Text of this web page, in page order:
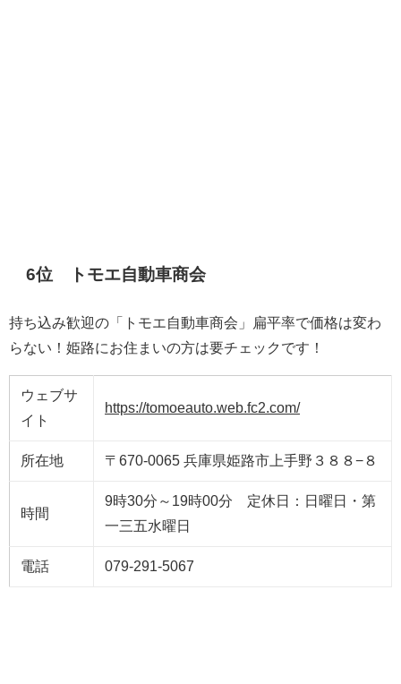
6位 トモエ自動車商会
持ち込み歓迎の「トモエ自動車商会」扁平率で価格は変わ
らない！姫路にお住まいの方は要チェックです！
ウェブサ
イト
https://tomoeauto.web.fc2.com/
所在地 〒670-0065 兵庫県姫路市上手野３８８−８
時間
9時30分～19時00分 定休日：日曜日・第
一三五水曜日
電話 079-291-5067